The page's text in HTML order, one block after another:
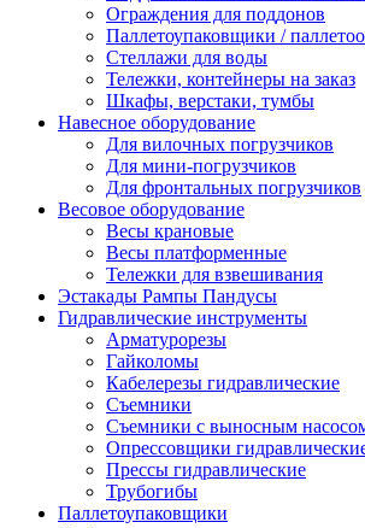
Ограждения для поддонов
Паллетоупаковщики /
Стеллажи для воды
Тележки, контейнеры на заказ
Шкафы, верстаки, тумбы
Навесное оборудование
Для вилочных погрузчиков
Для мини-погрузчиков
Для фронтальных погрузчиков
Весовое оборудование
Весы крановые
Весы платформенные
Тележки для взвешивания
Эстакады Рампы Пандусы
Гидравлические инструменты
Арматурорезы
Гайколомы
Кабелерезы гидравлические
Съемники
Съемники с выносным
Опрессовщики
Прессы гидравлические
Трубогибы
Паллетоупаковщики